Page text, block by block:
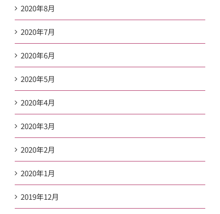
2020年8月
2020年7月
2020年6月
2020年5月
2020年4月
2020年3月
2020年2月
2020年1月
2019年12月